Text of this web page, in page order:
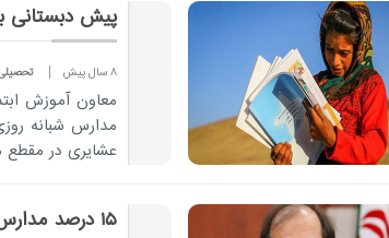
پیش دبستانی
8 سال پیش
معاون آموزش
مدارس شبانه
عشایری در مقطع
15 درصد مدارس متوسطه دوم کشور مشاور دارند